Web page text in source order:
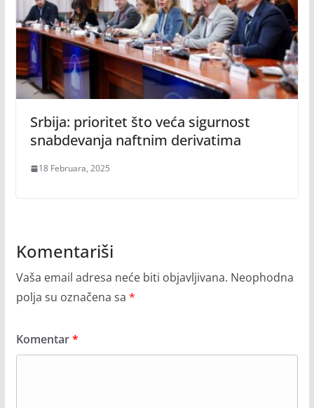
Srbija: prioritet što veća sigurnost
snabdevanja naftnim derivatima
18 Februara, 2025
Komentariši
Vaša email adresa neće biti objavljivana. Neophodna
polja su označena sa *
Komentar*